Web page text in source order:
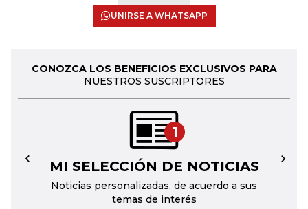
UNIRSE A WHATSAPP
CONOZCA LOS BENEFICIOS EXCLUSIVOS PARA
NUESTROS SUSCRIPTORES
1
MI SELECCIÓN DE NOTICIAS
Noticias personalizadas, de acuerdo a sus
temas de interés
← →